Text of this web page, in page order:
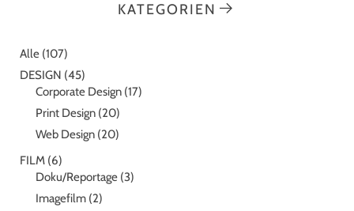
KATEGORIEN
Alle (107)
DESIGN (45)
Corporate Design (17)
Print Design (20)
Web Design (20)
FILM (6)
Doku/Reportage (3)
Imagefilm (2)